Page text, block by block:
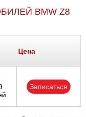
BMW Z8
Цена
Записаться